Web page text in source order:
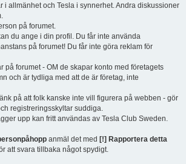
i allmänhet och Tesla i synnerhet. Andra diskussioner
på forumet.
du ange i din profil. Du får inte använda
på forumet! Du får inte göra reklam för
på forumet - OM de skapar konto med företagets
och är tydliga med att de är företag, inte
på att folk kanske inte vill figurera på webben - gör
registreringsskyltar suddiga.
upp kan fritt användas av Tesla Club Sweden.
anmäl det med [!] Rapportera detta
att svara tillbaka något spydigt.